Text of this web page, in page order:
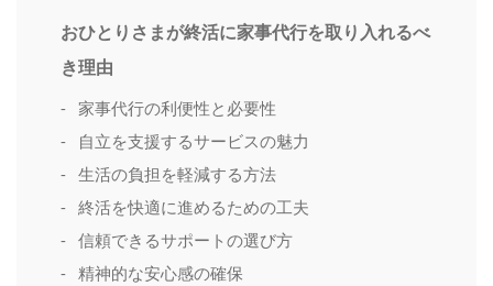
おひとりさまが終活に家事代行を取り入れるべ
き理由
家事代行の利便性と必要性
自立を支援するサービスの魅力
生活の負担を軽減する方法
終活を快適に進めるための工夫
信頼できるサポートの選び方
精神的な安心感の確保